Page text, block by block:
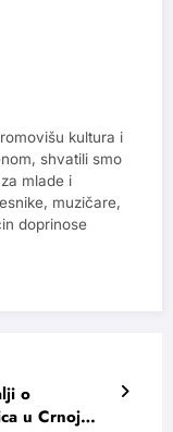
kultura i
shvatili smo
mlade i
muzičare,
doprinose
o
u Crnoj